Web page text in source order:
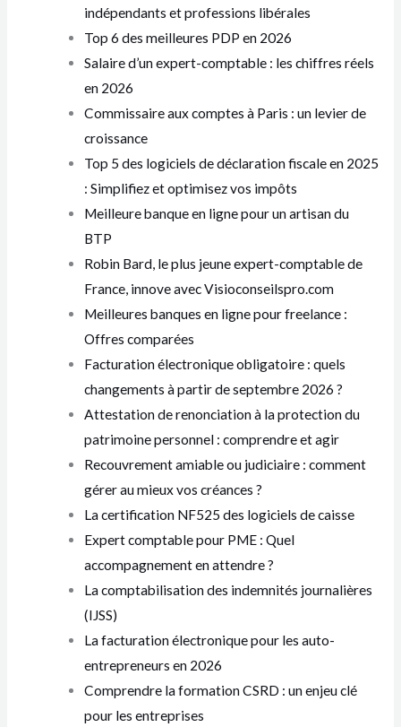
indépendants et professions libérales
Top 6 des meilleures PDP en 2026
Salaire d’un expert-comptable : les chiffres réels
en 2026
Commissaire aux comptes à Paris : un levier de
croissance
Top 5 des logiciels de déclaration fiscale en 2025
: Simplifiez et optimisez vos impôts
Meilleure banque en ligne pour un artisan du
BTP
Robin Bard, le plus jeune expert-comptable de
France, innove avec Visioconseilspro.com
Meilleures banques en ligne pour freelance :
Offres comparées
Facturation électronique obligatoire : quels
changements à partir de septembre 2026 ?
Attestation de renonciation à la protection du
patrimoine personnel : comprendre et agir
Recouvrement amiable ou judiciaire : comment
gérer au mieux vos créances ?
La certification NF525 des logiciels de caisse
Expert comptable pour PME : Quel
accompagnement en attendre ?
La comptabilisation des indemnités journalières
(IJSS)
La facturation électronique pour les auto-
entrepreneurs en 2026
Comprendre la formation CSRD : un enjeu clé
pour les entreprises